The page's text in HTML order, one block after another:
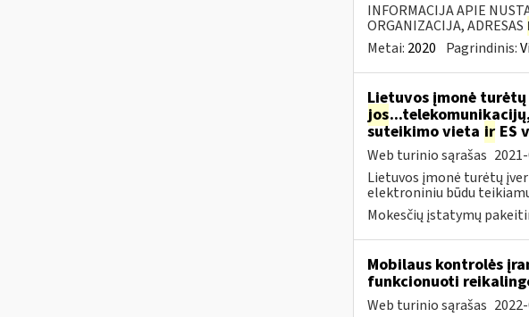
INFORMACIJA APIE
ORGANIZACIJA, ADRESAS
Metai: 2020 Pagrindinis:
Lietuvos įmonė
jos
suteikimo vieta irES
Web turinio sąrašas
Lietuvos įmonė turėtų
elektroniniu būdu
Mokesčių įstatymų
Mobilaus kontrolės
funkcionuoti
Web turinio sąrašas